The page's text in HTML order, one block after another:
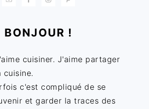
BONJOUR !
cuisiner. J'aime partager
cuisine.
c'est compliqué de se
et garder la traces des